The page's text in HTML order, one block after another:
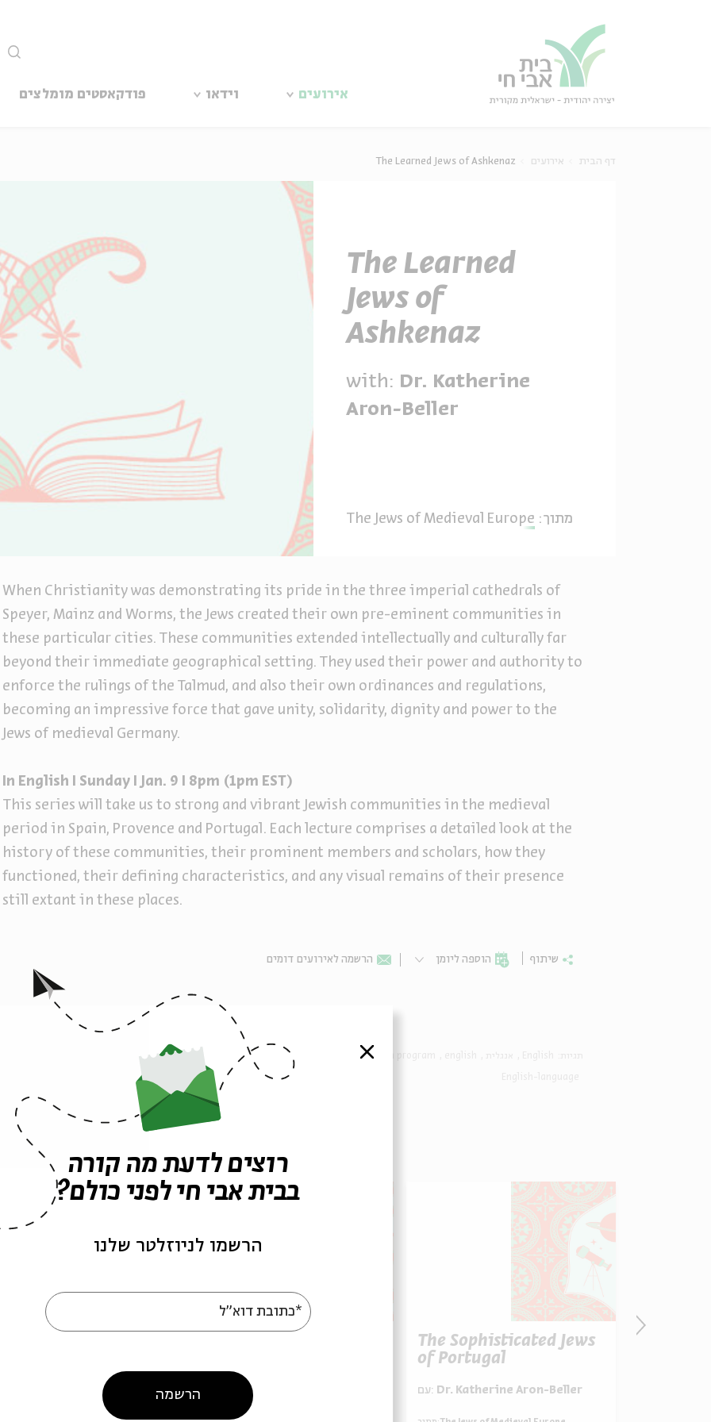
אירועים וידאו פודקאסטים מומלצים
דף הבית אירועים The Learned Jews of Ashkenaz
The Learned
Jews of
Ashkenaz
with:
Dr. Katherine
Aron-Beller
מתוך: The Jews of Medieval Europe
When Christianity was demonstrating its pride in the three imperial cathedrals of
Speyer, Mainz and Worms, the Jews created their own pre-eminent communities in
these particular cities. These communities extended intellectually and culturally far
beyond their immediate geographical setting. They used their power and authority to
enforce the rulings of the Talmud, and also their own ordinances and regulations,
becoming an impressive force that gave unity, solidarity, dignity and power to the
Jews of medieval Germany.
In English I Sunday I Jan. 9 I 8pm (1pm EST)
This series will take us to strong and vibrant Jewish communities in the medieval
period in Spain, Provence and Portugal. Each lecture comprises a detailed look at the
history of these communities, their prominent members and scholars, how they
functioned, their defining characteristics, and any visual remains of their presence
still extant in these places.
שיתוף הוספה ליומן הרשמה לאירועים דומים
english program
english program in jerusalem הרצאה באנגלית english lecture
אירועים נוספים בסדרה
The Sophisticated Jews
of Portugal
עם: Dr. Katherine Aron-Beller
Dr. Katherine Aron-Beller
Katherine Aron-Beller
סגור
רוצים לדעת מה קורה
בבית אבי חי לפני כולם?
הרשמו לניוזלטר שלנו
*כתובת דוא"ל
הרשמה